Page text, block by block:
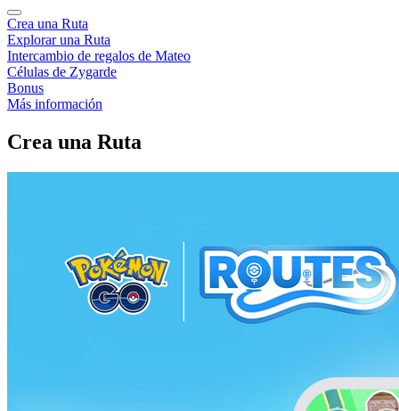
Crea una Ruta
Explorar una Ruta
Intercambio de regalos de Mateo
Células de Zygarde
Bonus
Más información
Crea una Ruta